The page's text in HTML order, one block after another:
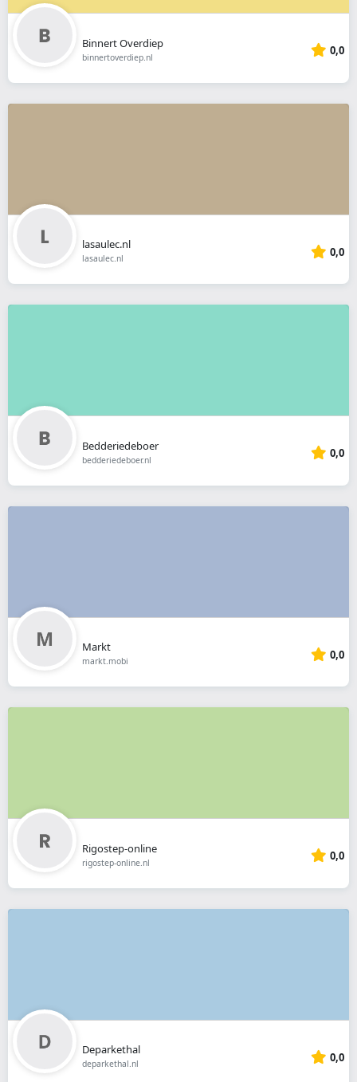
Binnert Overdiep
binnertoverdiep.nl 0,0
lasaulec.nl
lasaulec.nl 0,0
Bedderiedeboer
bedderiedeboer.nl 0,0
Markt
markt.mobi 0,0
Rigostep-online
rigostep-online.nl 0,0
Deparkethal
deparkethal.nl 0,0